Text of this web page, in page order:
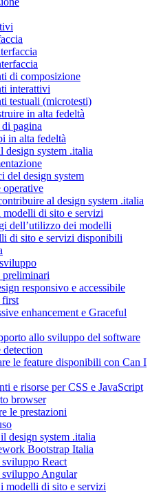
di composizione
interattivi
testuali (microtesti)
in alta fedeltà
pagina
in alta fedeltà
design system .italia
del design system
operative
al design system .italia
modelli di sito e servizi
dell’utilizzo dei modelli
di sito e servizi disponibili
responsivo e accessibile
first
enhancement e Graceful
allo sviluppo del software
detection
le feature disponibili con Can I
e risorse per CSS e JavaScript
browser
le prestazioni
design system .italia
Bootstrap Italia
React
Angular
modelli di sito e servizi